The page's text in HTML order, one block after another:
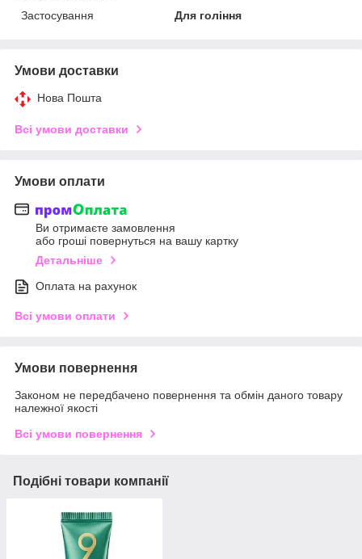
Застосування
Для гоління
Умови доставки
Нова Пошта
Всі умови доставки
Умови оплати
Ви отримаєте замовлення
або гроші повернуться на вашу картку
Детальніше
Оплата на рахунок
Всі умови оплати
Умови повернення
Законом не передбачено повернення та обмін даного товару
належної якості
Всі умови повернення
Подібні товари компанії